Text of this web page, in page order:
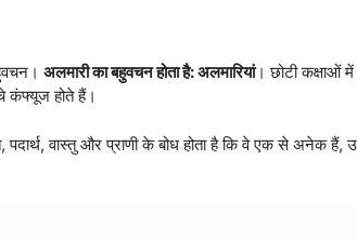
अलमारी का बहुवचन होता है: अलमारियां। छोटी कक्षाओं
कंफ्यूज होते हैं।
वास्तु और प्राणी के बोध होता है कि वे एक से अनेक हैं,